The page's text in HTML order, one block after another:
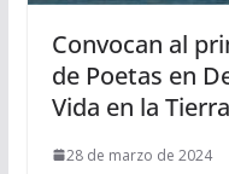
Convocan al
de Poetas en
Vida en la Tierra
28 de marzo de 2024